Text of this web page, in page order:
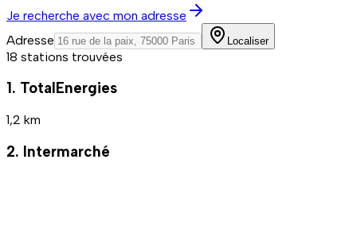
Je recherche avec mon adresse
Adresse
Localiser
18 stations trouvées
1. TotalEnergies
1,2 km
2. Intermarché